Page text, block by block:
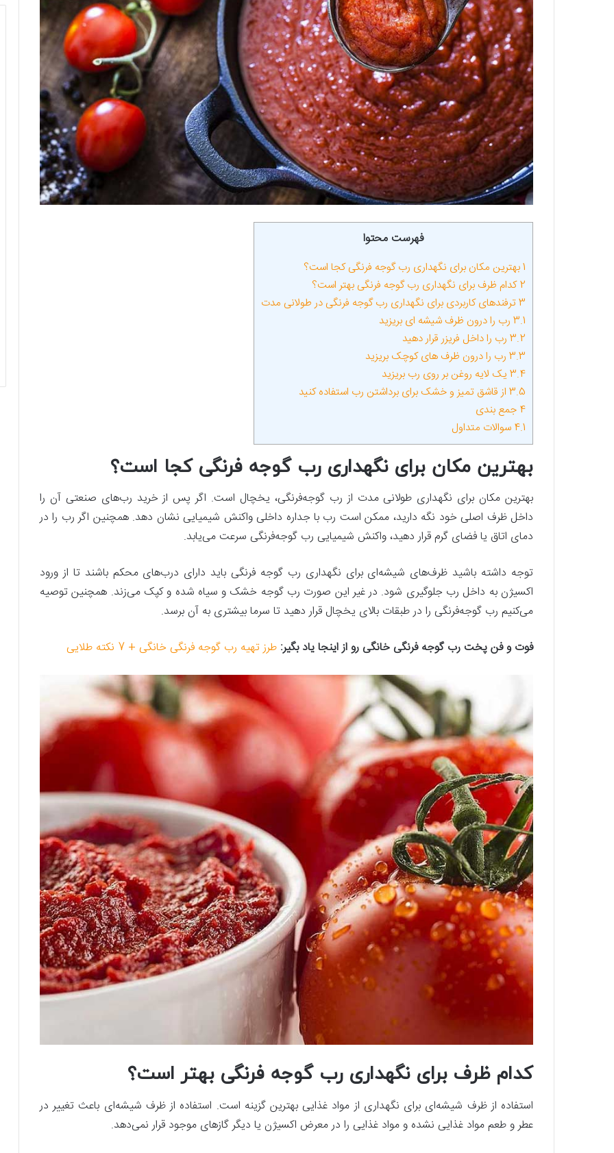
فهرست محتوا
1بهترین مکان برای نگهداری رب گوجه‌ فرنگی کجا است؟
2کدام ظرف برای نگهداری رب گوجه‌ فرنگی بهتر است؟
3 ترفندهای کاربردی برای نگهداری رب گوجه‌ فرنگی در طولانی‌ مدت
3.1 رب را درون ظرف شیشه ‌ای بریزید
3.2 رب را داخل فریزر قرار دهید
3.3 رب را درون ظرف ‌های کوچک بریزید
3.4 یک لایه روغن بر روی رب بریزید
3.5 از قاشق تمیز و خشک برای برداشتن رب استفاده کنید
4 جمع بندی
4.1 سوالات متداول
بهترین مکان برای نگهداری رب گوجه‌ فرنگی کجا است؟
بهترین مکان برای نگهداری طولانی‌ مدت از رب گوجه‌فرنگی، یخچال است. اگر پس‌ از خرید رب‌های صنعتی آن را
داخل ظرف اصلی خود نگه دارید، ممکن است رب با جداره داخلی واکنش شیمیایی نشان دهد. همچنین اگر رب را در
دمای اتاق یا فضای گرم قرار دهید، واکنش شیمیایی رب گوجه‌فرنگی سرعت می‌یابد.
توجه داشته باشید ظرف‌های شیشه‌ای برای نگهداری رب گوجه‌ فرنگی باید دارای درب‌های محکم باشند تا از ورود
اکسیژن به داخل رب جلوگیری شود. در غیر این صورت رب گوجه خشک و سیاه شده و کپک می‌زند. همچنین توصیه
می‌کنیم رب گوجه‌فرنگی را در طبقات بالای یخچال قرار دهید تا سرما بیشتری به آن برسد.
فوت و فن پخت رب گوجه فرنگی خانگی رو از اینجا یاد بگیر: طرز تهیه رب گوجه فرنگی خانگی + 7 نکته طلایی
کدام ظرف برای نگهداری رب گوجه‌ فرنگی بهتر است؟
استفاده از ظرف شیشه‌ای برای نگهداری از مواد غذایی بهترین گزینه است. استفاده از ظرف شیشه‌ای باعث تغییر در
عطر و طعم مواد غذایی نشده و مواد غذایی را در معرض اکسیژن یا دیگر گازهای موجود قرار نمی‌دهد.